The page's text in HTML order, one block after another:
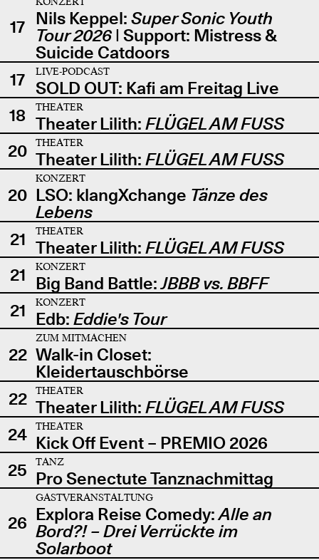
17 Nils Keppel: Super Sonic Youth
Tour 2026| Support: Mistress &
Suicide Catdoors
17
LIVE-PODCAST
SOLD OUT: Kafi am Freitag Live
18
THEATER
Theater Lilith: FLÜGEL AM FUSS
20
THEATER
Theater Lilith: FLÜGEL AM FUSS
20
KONZERT
LSO: klangXchange Tänze des
Lebens
21
THEATER
Theater Lilith: FLÜGEL AM FUSS
21
KONZERT
Big Band Battle:JBBB vs. BBFF
21
KONZERT
Edb: Eddie's Tour
22
ZUM MITMACHEN
Walk-in Closet:
Kleidertauschbörse
22
THEATER
Theater Lilith: FLÜGEL AM FUSS
24
THEATER
Kick Off Event – PREMIO 2026
25
TANZ
Pro Senectute Tanznachmittag
26
GASTVERANSTALTUNG
Explora Reise Comedy:Alle an
Bord?! – Drei Verrückte im
Solarboot